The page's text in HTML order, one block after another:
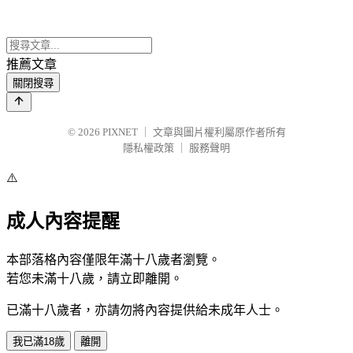
推薦文章
關閉搜尋
© 2026 PIXNET
文章與圖片權利屬原作者所有
隱私權政策
服務聲明
⚠️
成人內容提醒
本部落格內容僅限年滿十八歲者瀏覽。
若您未滿十八歲，請立即離開。
已滿十八歲者，亦請勿將內容提供給未成年人士。
我已滿18歲 離開